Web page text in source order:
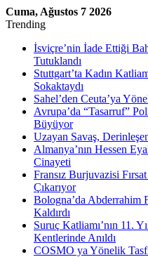
Cuma, Ağustos 7 2026
Trending
İsviçre’nin İade Ettiği
Tutuklandı
Stuttgart’ta Kadın
Sokaktaydı
Sahel’den Ceuta’ya
Avrupa’da “Tasarruf”
Büyüyor
Uzayan Savaş,
Almanya’nın Hessen
Cinayeti
Fransız Burjuvazisi
Çıkarıyor
Bologna’da Abderrahim
Kaldırdı
Suruç Katliamı’nın 11.
Kentlerinde Anıldı
COSMO ya Yönelik